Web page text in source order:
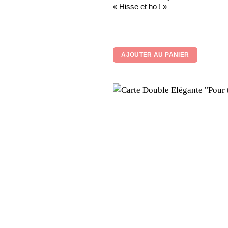
« Hisse et ho ! »
AJOUTER AU PANIER